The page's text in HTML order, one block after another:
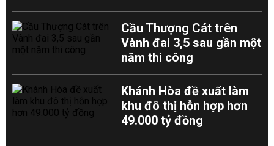
Cầu Thượng Cát trên
Vành đai 3,5 sau gần một
năm thi công
Khánh Hòa đề xuất làm
khu đô thị hỗn hợp hơn
49.000 tỷ đồng